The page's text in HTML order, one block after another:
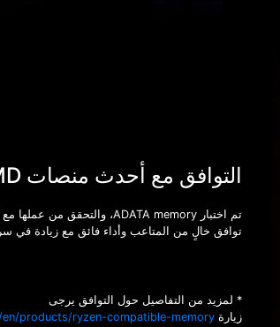
التوافق مع أحدث منصات AMD
توافق خالٍ من المتاعب وأداء فائق مع زيادة في
* لمزيد من التفاصيل حول التوافق يرجى
زيارة products/ryzen-compatible-memory